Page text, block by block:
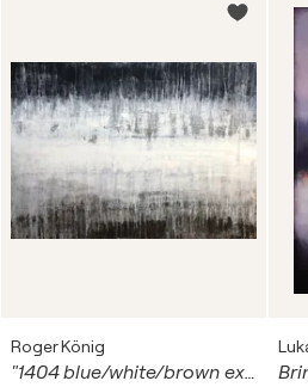
Roger König
"1404 blue/white/brown exclusive"